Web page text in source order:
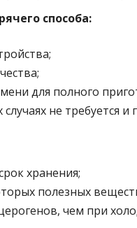
способа:
для полного
не требуется
хранения;
полезных
чем при